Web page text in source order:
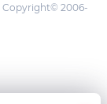
Copyright© 2006-